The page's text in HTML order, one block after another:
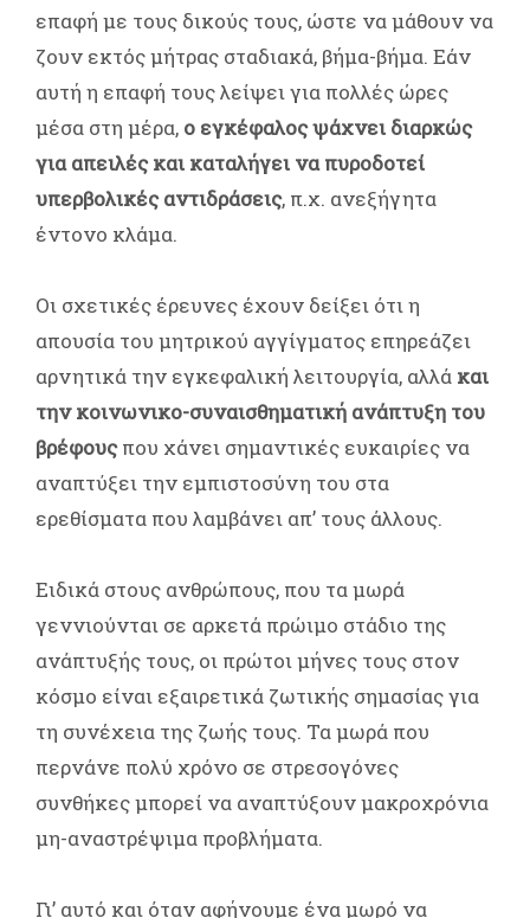
επαφή με τους δικούς τους, ώστε να μάθουν να
ζουν εκτός μήτρας σταδιακά, βήμα-βήμα. Εάν
αυτή η επαφή τους λείψει για πολλές ώρες
μέσα στη μέρα, ο εγκέφαλος ψάχνει διαρκώς
για απειλές και καταλήγει να πυροδοτεί
υπερβολικές αντιδράσεις, π.χ. ανεξήγητα
έντονο κλάμα.
Οι σχετικές έρευνες έχουν δείξει ότι η
απουσία του μητρικού αγγίγματος επηρεάζει
αρνητικά την εγκεφαλική λειτουργία, αλλά και
την κοινωνικο-συναισθηματική ανάπτυξη του
βρέφουςπου χάνει σημαντικές ευκαιρίες να
αναπτύξει την εμπιστοσύνη του στα
ερεθίσματα που λαμβάνει απ’ τους άλλους.
Ειδικά στους ανθρώπους, που τα μωρά
γεννιούνται σε αρκετά πρώιμο στάδιο της
ανάπτυξής τους, οι πρώτοι μήνες τους στον
κόσμο είναι εξαιρετικά ζωτικής σημασίας για
τη συνέχεια της ζωής τους. Τα μωρά που
περνάνε πολύ χρόνο σε στρεσογόνες
συνθήκες μπορεί να αναπτύξουν μακροχρόνια
μη-αναστρέψιμα προβλήματα.
Γι’ αυτό και όταν αφήνουμε ένα μωρό να